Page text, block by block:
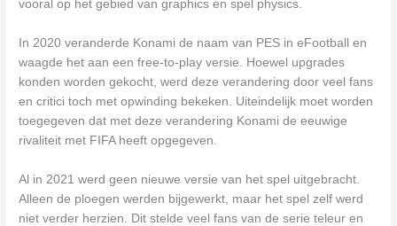
vooral op het gebied van graphics en spel physics.
In 2020 veranderde Konami de naam van PES in eFootball en
waagde het aan een free-to-play versie. Hoewel upgrades
konden worden gekocht, werd deze verandering door veel fans
en critici toch met opwinding bekeken. Uiteindelijk moet worden
toegegeven dat met deze verandering Konami de eeuwige
rivaliteit met FIFA heeft opgegeven.
Al in 2021 werd geen nieuwe versie van het spel uitgebracht.
Alleen de ploegen werden bijgewerkt, maar het spel zelf werd
niet verder herzien. Dit stelde veel fans van de serie teleur en